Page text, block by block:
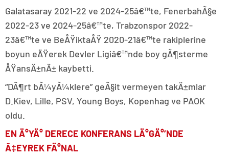
Galatasaray 2021-22 ve 2024-25â€™te, FenerbahÃ§e
2022-23 ve 2024-25â€™te, Trabzonspor 2022-
23â€™te ve BeÅŸiktaÅŸ 2020-21â€™te rakiplerine
boyun eÄŸerek Devler Ligiâ€™nde boy gÃ¶sterme
ÅŸansÄ±nÄ± kaybetti.
“DÃ¶rt bÃ¼yÃ¼klere” geÃ§it vermeyen takÄ±mlar
D.Kiev, Lille, PSV, Young Boys, Kopenhag ve PAOK
oldu.
EN Ä°YÄ° DERECE KONFERANS LÄ°GÄ°’NDE
Ã‡EYREK FÄ°NAL